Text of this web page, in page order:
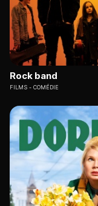
Rock band
FILMS COMÉDIE